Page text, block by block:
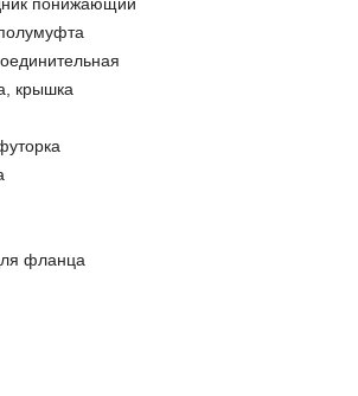
понижающий
крышка
фланца